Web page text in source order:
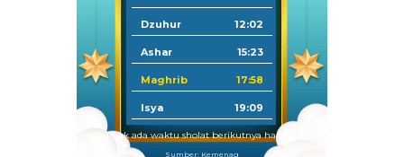
Dzuhur 12:02
Ashar 15:23
Maghrib 17:58
Isya 19:09
Tidak ada waktu sholat berikutnya hari ini.
Sumber: Kemenag